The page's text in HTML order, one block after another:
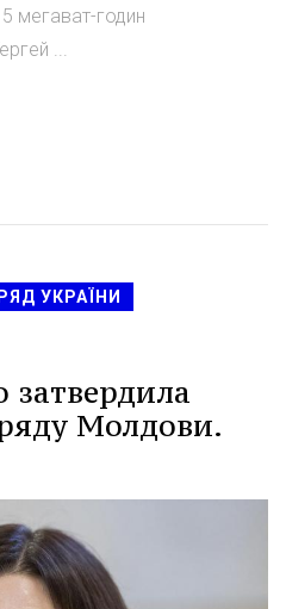
мегават-годин
...
УКРАЇНИ
затвердила
Молдови.